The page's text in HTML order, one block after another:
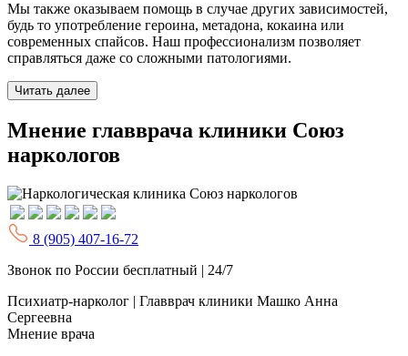
Мы также оказываем помощь в случае других зависимостей,
будь то употребление героина, метадона, кокаина или
современных спайсов. Наш профессионализм позволяет
справляться даже со сложными патологиями.
Читать далее
Мнение главврача клиники Союз
наркологов
8 (905) 407-16-72
Звонок по России бесплатный | 24/7
Психиатр-нарколог | Главврач клиники Машко Анна
Сергеевна
Мнение врача